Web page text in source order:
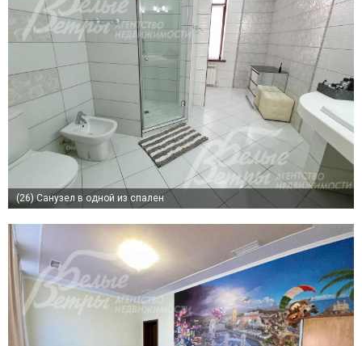
(26)Санузел в одной из спален